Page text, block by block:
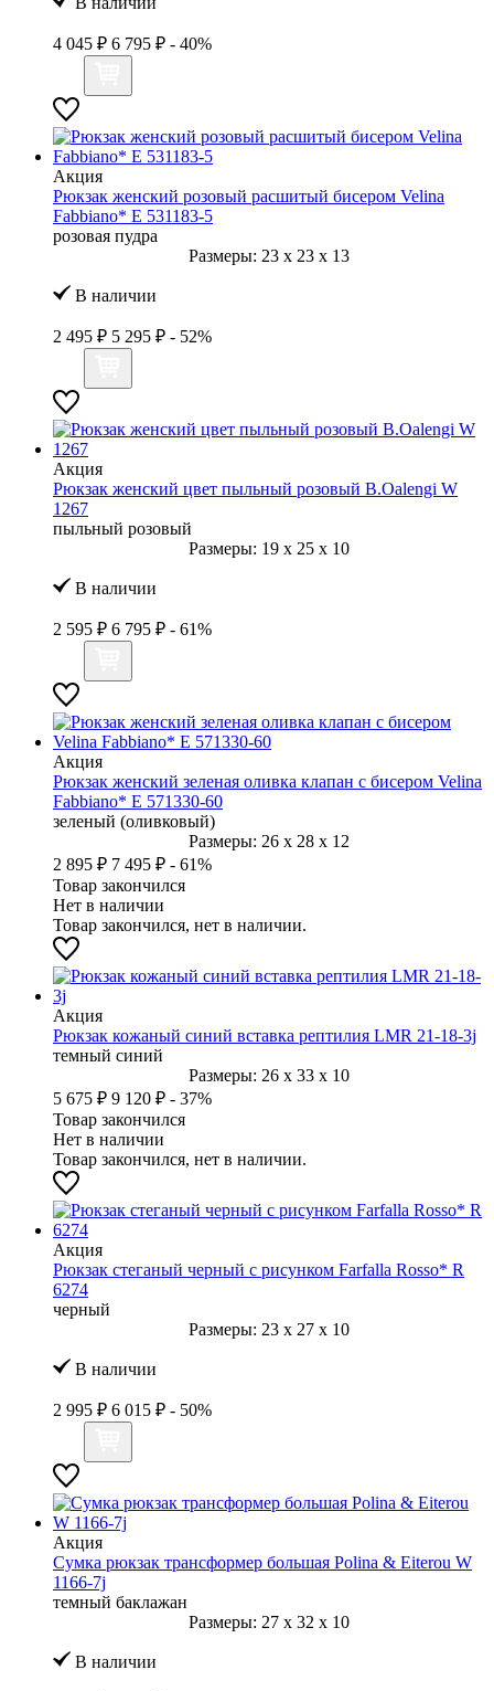
4 045 ₽ 6 795 ₽ - 40%
Акция
Рюкзак женский розовый расшитый бисером Velina
Fabbiano* E 531183-5
розовая пудра
Размеры: 23 x 23 x 13
В наличии
2 495 ₽ 5 295 ₽ - 52%
Акция
Рюкзак женский цвет пыльный розовый B.Oalengi W
1267
пыльный розовый
Размеры: 19 x 25 x 10
В наличии
2 595 ₽ 6 795 ₽ - 61%
Акция
Рюкзак женский зеленая оливка клапан с бисером Velina
Fabbiano* E 571330-60
зеленый (оливковый)
Размеры: 26 x 28 x 12
2 895 ₽ 7 495 ₽ - 61%
Товар закончился
Нет в наличии
Товар закончился, нет в наличии.
Акция
Рюкзак кожаный синий вставка рептилия LMR 21-18-3j
темный синий
Размеры: 26 x 33 x 10
5 675 ₽ 9 120 ₽ - 37%
Товар закончился
Нет в наличии
Товар закончился, нет в наличии.
Акция
Рюкзак стеганый черный с рисунком Farfalla Rosso* R
6274
черный
Размеры: 23 x 27 x 10
В наличии
2 995 ₽ 6 015 ₽ - 50%
Акция
Сумка рюкзак трансформер большая Polina & Eiterou W
1166-7j
темный баклажан
Размеры: 27 x 32 x 10
В наличии